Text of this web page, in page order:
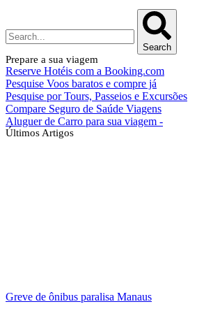
Search
Prepare a sua viagem
Reserve Hotéis com a Booking.com
Pesquise Voos baratos e compre já
Pesquise por Tours, Passeios e Excursões
Compare Seguro de Saúde Viagens
Aluguer de Carro para sua viagem -
Últimos Artigos
Greve de ônibus paralisa Manaus